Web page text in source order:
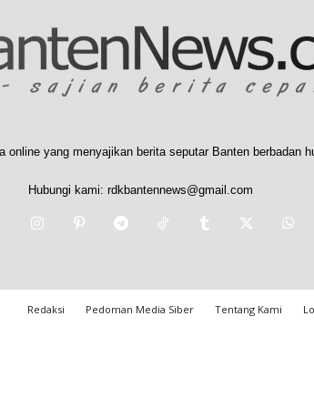
online yang menyajikan berita seputar Banten berbadan
Hubungi kami: rdkbantennews@gmail.com
Redaksi Pedoman Media Siber Tentang Kami